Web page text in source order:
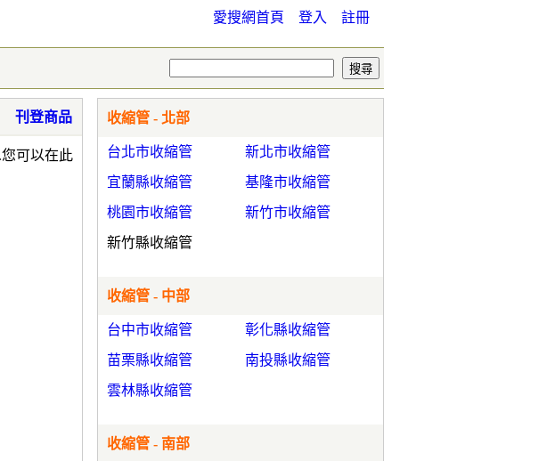
愛搜網首頁 登入 註冊
可以在此
刊登商品 收縮管 - 北部
台北市收縮管
新北市收縮管
宜蘭縣收縮管
基隆市收縮管
桃園市收縮管
新竹市收縮管
新竹縣收縮管
收縮管 - 中部
台中市收縮管
彰化縣收縮管
苗栗縣收縮管
南投縣收縮管
雲林縣收縮管
收縮管 - 南部